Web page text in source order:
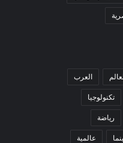
العرب
تكنولوجيا
رياضة
عالمية